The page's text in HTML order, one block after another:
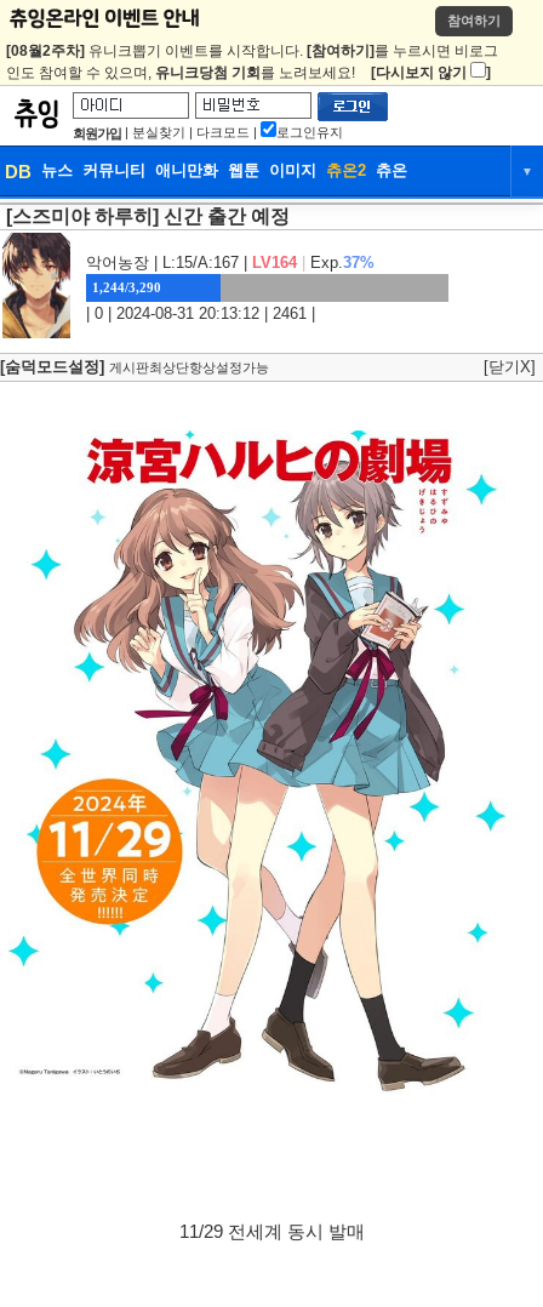
참여하기
[08월2주차] 유니크뽑기 이벤트를 시작합니다. [참여하기] 를 누르시면 비로그
인도 참여할 수 있으며, 유니크당첨 기회 를 노려보세요! [다시보지 않기 ]
회원가입 | 분실찾기 | 다크모드 | 로그인유지
DB 뉴스 커뮤니티 애니만화 웹툰 이미지 츄온2 츄온 ▼
DB 뉴스
웹툰 이미지 츄온2
[스즈미야 하루히] 신간 출간 예정
악어농장 | L:15/A:167 | LV164 Exp.37%
1,244/3,290
| 0 | 2024-08-31 20:13:12 | 2461 |
[숨덕모드설정] 게시판최상단항상설정가능 [닫기X]
11/29 전세계 동시 발매